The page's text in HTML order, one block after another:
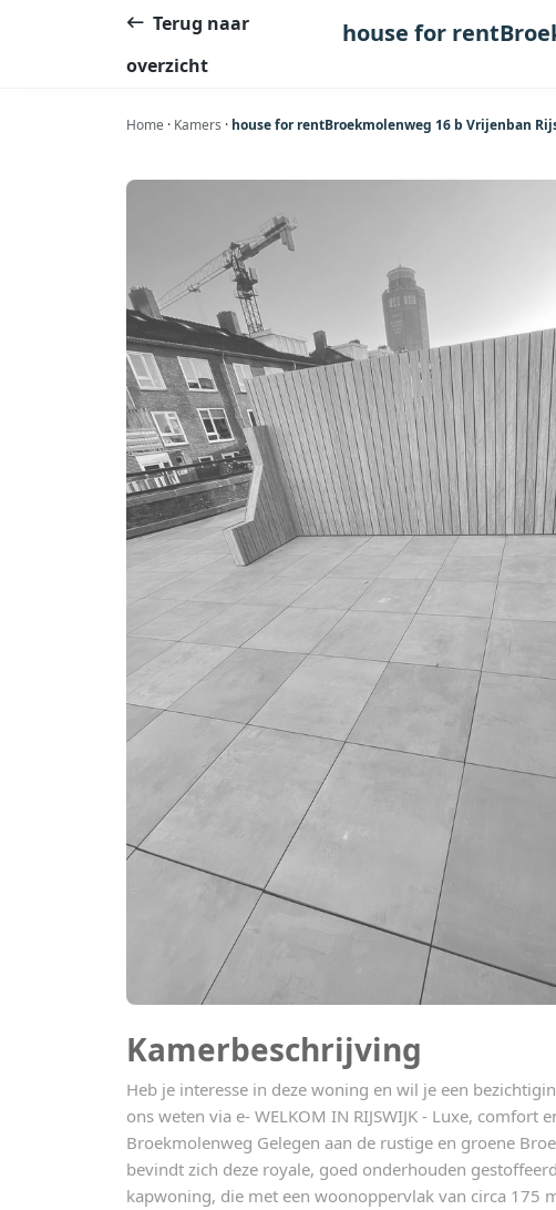
Terug naar
overzicht
house for
Home · Kamers · house for rentBroekmolenweg 16 b Vrijenban
Kamerbeschrijving
Heb je interesse in deze woning en wil je een
ons weten via e- WELKOM IN RIJSWIJK - Luxe, comfort
Broekmolenweg Gelegen aan de rustige en groene
bevindt zich deze royale, goed onderhouden
kapwoning, die met een woonoppervlak van circa 175